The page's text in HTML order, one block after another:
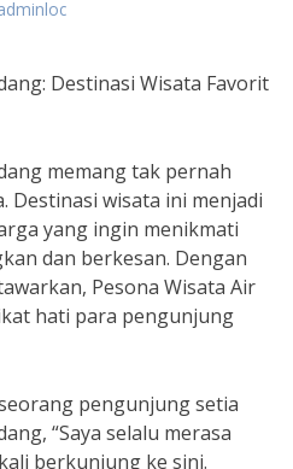
Destinasi Wisata Favorit
memang tak pernah
Destinasi wisata ini menjadi
yang ingin menikmati
dan berkesan. Dengan
Pesona Wisata Air
hati para pengunjung
pengunjung setia
“Saya selalu merasa
berkunjung ke sini.